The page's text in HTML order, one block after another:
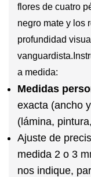
flores de cuatro
negro mate y los
profundidad
vanguardista.
a medida:
Medidas
exacta (ancho
(lámina,
Ajuste de
medida 2 o 3
nos indique,